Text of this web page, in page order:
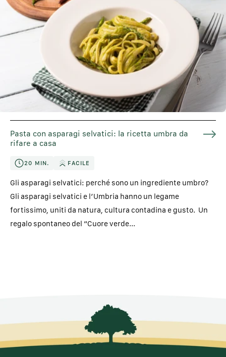
Pasta con asparagi selvatici: la ricetta umbra da
rifare a casa
20 MIN. FACILE
Gli asparagi selvatici: perché sono un ingrediente umbro?
Gli asparagi selvatici e l’Umbria hanno un legame
fortissimo, uniti da natura, cultura contadina e gusto. Un
regalo spontaneo del “Cuore verde...